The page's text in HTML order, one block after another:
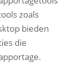
zoals
bieden
die